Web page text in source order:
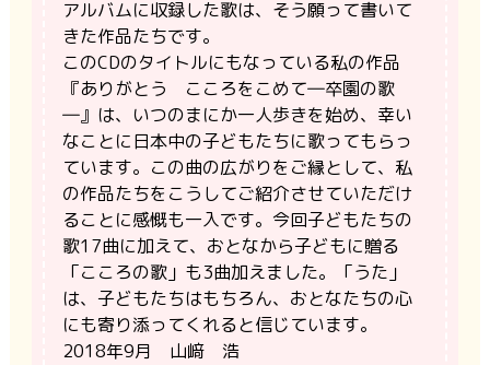
アルバムに収録した歌は、そう願って書いて
きた作品たちです。
このCDのタイトルにもなっている私の作品
『ありがとう こころをこめて―卒園の歌
―』は、いつのまにか一人歩きを始め、幸い
なことに日本中の子どもたちに歌ってもらっ
ています。この曲の広がりをご縁として、私
の作品たちをこうしてご紹介させていただけ
ることに感慨も一入です。今回子どもたちの
歌17曲に加えて、おとなから子どもに贈る
「こころの歌」も3曲加えました。「うた」
は、子どもたちはもちろん、おとなたちの心
にも寄り添ってくれると信じています。
2018年9月 山﨑 浩